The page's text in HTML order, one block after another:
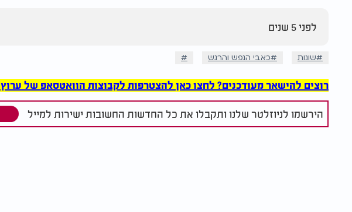
לפני 5 שנים
שונות כאבי הנפש והרגש
רוצים להישאר מעודכנים? לחצו כאן להצטרפות לקבוצות הוואטסאפ של ערוץ 2000 >>>
הירשמו לניוזלטר שלנו ותקבלו את כל החדשות החשובות ישירות למייל